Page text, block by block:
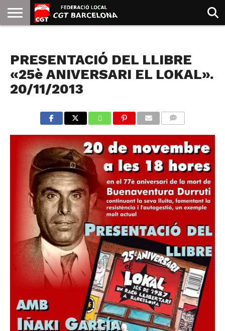
GOLDMAN
PRESENTACIÓ DEL LLIBRE
«25è ANIVERSARI EL LOKAL».
20/11/2013